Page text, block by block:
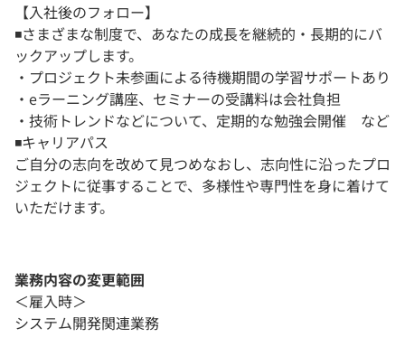
【入社後のフォロー】
◾️さまざまな制度で、あなたの成長を継続的・長期的にバ
ックアップします。
・プロジェクト未参画による待機期間の学習サポートあり
・eラーニング講座、セミナーの受講料は会社負担
・技術トレンドなどについて、定期的な勉強会開催 など
◾️キャリアパス
ご自分の志向を改めて見つめなおし、志向性に沿ったプロ
ジェクトに従事することで、多様性や専門性を身に着けて
いただけます。
業務内容の変更範囲
＜雇入時＞
システム開発関連業務